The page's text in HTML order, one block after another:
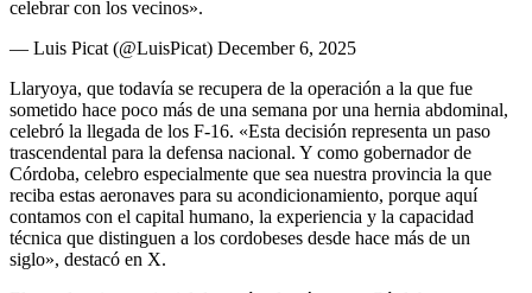
celebrar con los vecinos».
— Luis Picat (@LuisPicat) December 6, 2025
Llaryoya, que todavía se recupera de la operación a la que fue
sometido hace poco más de una semana por una hernia abdominal,
celebró la llegada de los F-16. «Esta decisión representa un paso
trascendental para la defensa nacional. Y como gobernador de
Córdoba, celebro especialmente que sea nuestra provincia la que
reciba estas aeronaves para su acondicionamiento, porque aquí
contamos con el capital humano, la experiencia y la capacidad
técnica que distinguen a los cordobeses desde hace más de un
siglo», destacó en X.